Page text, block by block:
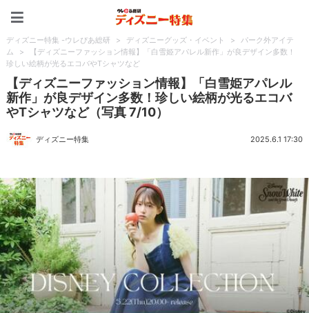
ディズニー特集 -ウレぴあ総研 > ディズニーグッズ・イベント >
パーク外アイテ
ム
>
【ディズニーファッション情報】「白雪姫アパレル新作」が良デザイン多数！
珍しい絵柄が光るエコバやTシャツなど
【ディズニーファッション情報】「白雪姫アパレル
新作」が良デザイン多数！珍しい絵柄が光るエコバ
やTシャツなど（写真 7/10）
ディズニー特集 2025.6.1 17:30